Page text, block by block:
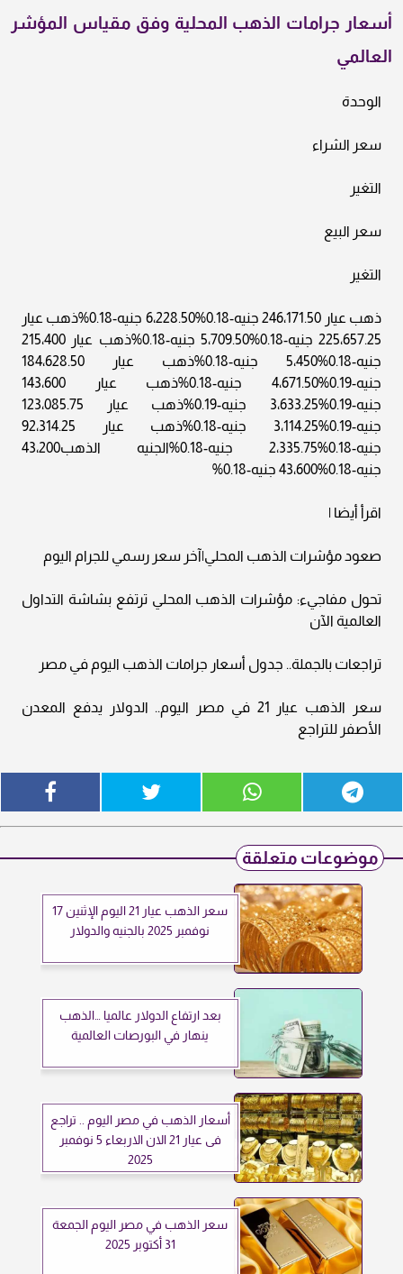
أسعار جرامات الذهب المحلية وفق مقياس المؤشر
العالمي
الوحدة
سعر الشراء
التغير
سعر البيع
التغير
ذهب عيار 246،171.50 جنيه-0.18%6،228.50 جنيه-0.18%ذهب عيار
225،657.25 جنيه-0.18%5،709.50 جنيه-0.18%ذهب عيار 215،400
جنيه-0.18%5،450 جنيه-0.18%ذهب عيار 184،628.50
جنيه-0.19%4،671.50 جنيه-0.18%ذهب عيار 143،600
جنيه-0.19%3،633.25 جنيه-0.19%ذهب عيار 123،085.75
جنيه-0.19%3،114.25 جنيه-0.18%ذهب عيار 92،314.25
جنيه-0.18%2،335.75 جنيه-0.18%الجنيه الذهب43،200
جنيه-0.18%43،600 جنيه-0.18%
اقرأ أيضا |
صعود مؤشرات الذهب المحلي|آخر سعر رسمي للجرام اليوم
تحول مفاجيء: مؤشرات الذهب المحلي ترتفع بشاشة التداول
العالمية الآن
تراجعات بالجملة.. جدول أسعار جرامات الذهب اليوم في مصر
سعر الذهب عيار 21 في مصر اليوم.. الدولار يدفع المعدن
الأصفر للتراجع
موضوعات متعلقة
سعر الذهب عيار 21 اليوم الإثنين 17
نوفمبر 2025 بالجنيه والدولار
بعد ارتفاع الدولار عالميا …الذهب
ينهار في البورصات العالمية
أسعار الذهب في مصر اليوم .. تراجع
فى عيار 21 الان الاربعاء 5 نوفمبر
2025
سعر الذهب في مصر اليوم الجمعة
31 أكتوبر 2025